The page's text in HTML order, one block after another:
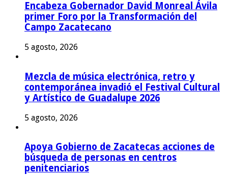
Encabeza Gobernador David Monreal Ávila
primer Foro por la Transformación del
Campo Zacatecano
5 agosto, 2026
Mezcla de música electrónica, retro y
contemporánea invadió el Festival Cultural
y Artístico de Guadalupe 2026
5 agosto, 2026
Apoya Gobierno de Zacatecas acciones de
búsqueda de personas en centros
penitenciarios